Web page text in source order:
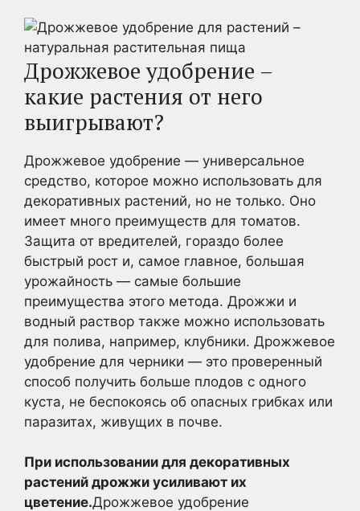
Дрожжевое удобрение –
какие растения от него
выигрывают?
Дрожжевое удобрение — универсальное
средство, которое можно использовать для
декоративных растений, но не только. Оно
имеет много преимуществ для томатов.
Защита от вредителей, гораздо более
быстрый рост и, самое главное, большая
урожайность — самые большие
преимущества этого метода. Дрожжи и
водный раствор также можно использовать
для полива, например, клубники. Дрожжевое
удобрение для черники — это проверенный
способ получить больше плодов с одного
куста, не беспокоясь об опасных грибках или
паразитах, живущих в почве.
При использовании для декоративных
растений дрожжи усиливают их
цветение.Дрожжевое удобрение